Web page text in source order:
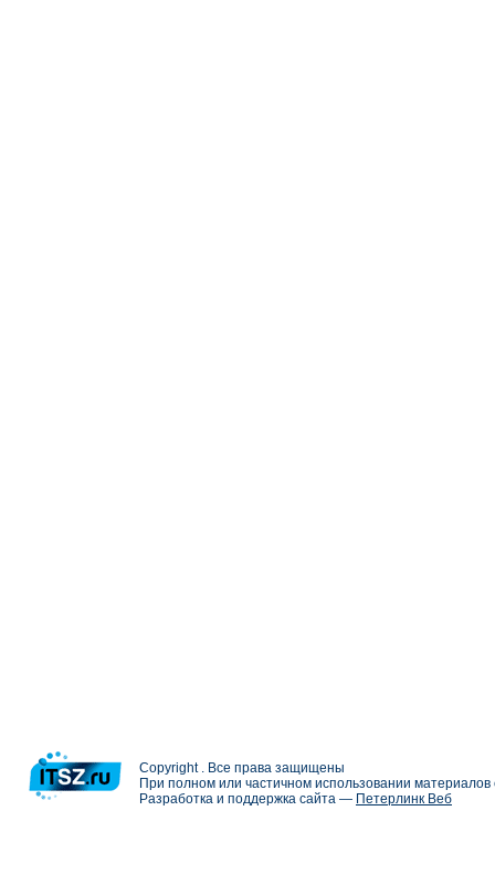
Copyright . Все права защищены
При полном или частичном использовании
Разработка и поддержка сайта — Петерлинк Веб